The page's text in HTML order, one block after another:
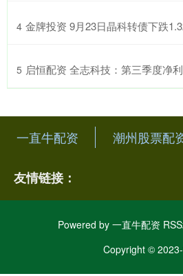
4 金牌投资 9月23日晶科转债下跌
5 启恒配资 全志科技：第三季度净
一直牛配资 潮州股票配
友情链接：
Powered by 一直牛配资
Copyright ©